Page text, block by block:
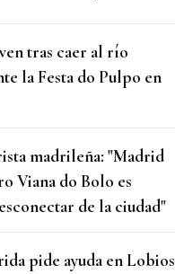
tras caer al río
la Festa do Pulpo en
madrileña: "Madrid
Viana do Bolo es
de la ciudad"
pide ayuda en Lobios